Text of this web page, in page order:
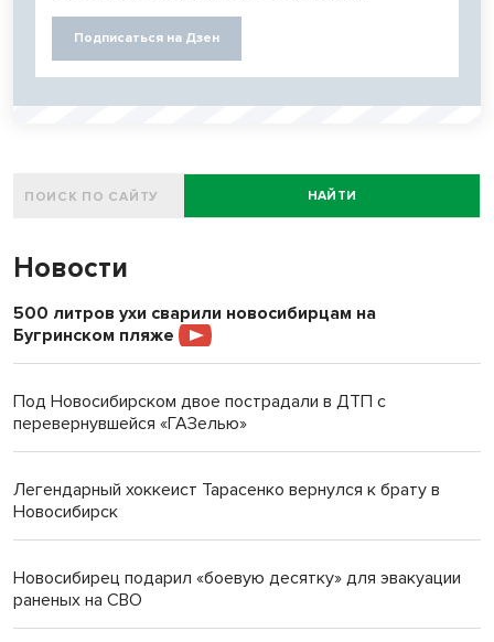
Подписаться на Дзен
НАЙТИ
Новости
500 литров ухи сварили новосибирцам на
Бугринском пляже
Под Новосибирском двое пострадали в ДТП с
перевернувшейся «ГАЗелью»
Легендарный хоккеист Тарасенко вернулся к брату в
Новосибирск
Новосибирец подарил «боевую десятку» для эвакуации
раненых на СВО